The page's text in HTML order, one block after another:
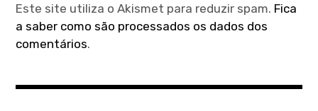
Este site utiliza o Akismet para reduzir spam. Fica
a saber como são processados os dados dos
comentários.